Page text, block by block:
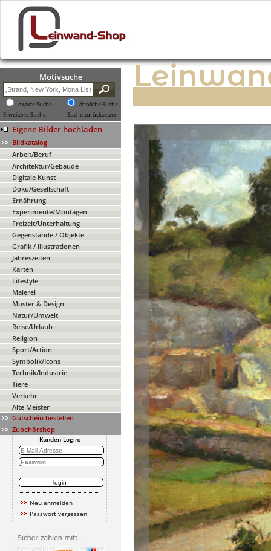
Motivsuche
exakte Suche
ähnliche Suche
Erweiterte Suche
Suche zurücksetzen
Eigene Bilder hochladen
Bildkatalog
Arbeit/Beruf
Architektur/Gebäude
Digitale Kunst
Doku/Gesellschaft
Ernährung
Experimente/Montagen
Freizeit/Unterhaltung
Gegenstände / Objekte
Grafik / Illustrationen
Jahreszeiten
Karten
Lifestyle
Malerei
Muster & Design
Natur/Umwelt
Reise/Urlaub
Religion
Sport/Action
Symbolik/Icons
Technik/Industrie
Tiere
Verkehr
Alte Meister
Gutschein bestellen
Zubehörshop
Kunden Login:
Neu anmelden
Passwort vergessen